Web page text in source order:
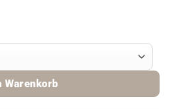
Menge
Warenkorb